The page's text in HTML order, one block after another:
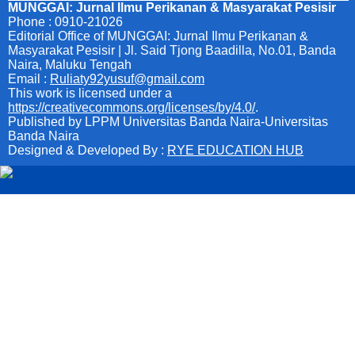
MUNGGAI: Jurnal Ilmu Perikanan & Masyarakat Pesisir
Phone : 0910-21026
Editorial Office of MUNGGAI: Jurnal Ilmu Perikanan &
Masyarakat Pesisir | Jl. Said Tjong Baadilla, No.01, Banda
Naira, Maluku Tengah
Email : Ruliaty92yusuf@gmail.com
This work is licensed under a
https://creativecommons.org/licenses/by/4.0/.
Published by LPPM Universitas Banda Naira-Universitas
Banda Naira
Designed & Developed By : RYE EDUCATION HUB